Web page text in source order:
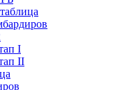
I
II